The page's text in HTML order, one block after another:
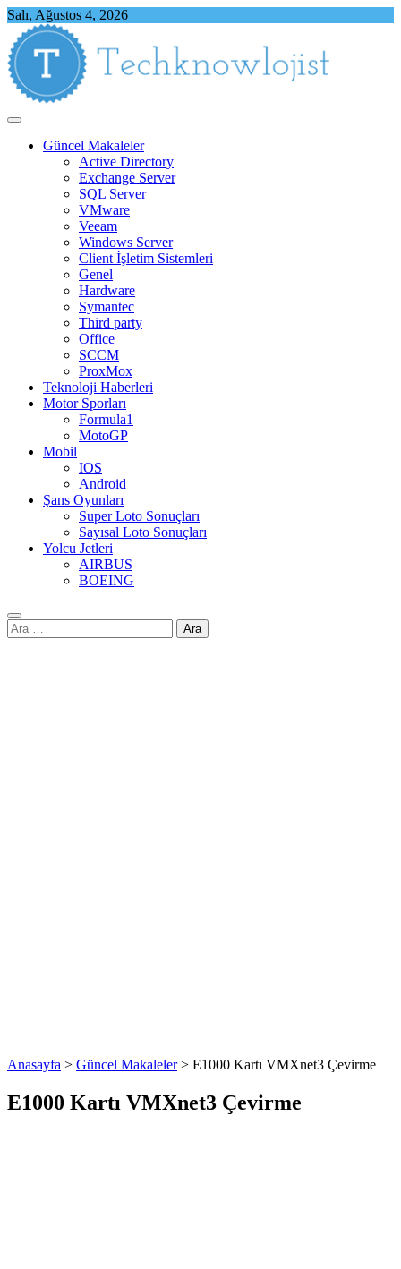
Skip
content
Salı, Ağustos 4, 2026
Güncel Makaleler
Active Directory
Exchange Server
SQL Server
VMware
Veeam
Windows Server
Client İşletim Sistemleri
Genel
Hardware
Symantec
Third party
Office
SCCM
ProxMox
Teknoloji Haberleri
Motor Sporları
Formula1
MotoGP
Mobil
IOS
Android
Şans Oyunları
Super Loto Sonuçları
Sayısal Loto Sonuçları
Yolcu Jetleri
AIRBUS
BOEING
Arama:
Anasayfa > Güncel Makaleler> E1000 Kartı VMXnet3 Çevirme
E1000 Kartı VMXnet3 Çevirme